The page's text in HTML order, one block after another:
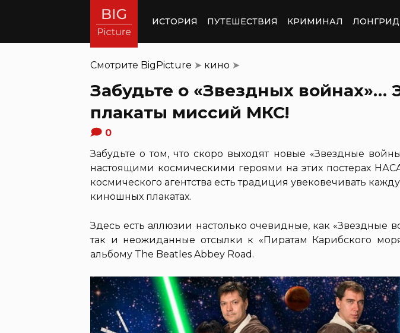
ИСТОРИЯ ПУТЕШЕСТВИЯ КРИМИНАЛ
Смотрите BigPicture ➤ кино ➤
Забудьте о «Звездных войнах»…
плакаты миссий МКС!
0
Забудьте о том, что скоро выходят новые «Звездные
настоящими космическими героями на этих постерах
космического агентства есть традиция увековечивать
киношных плакатах.
Здесь есть аллюзии настолько очевидные, как «Звездные
так и неожиданные отсылки к «Пиратам Карибского
альбому The Beatles Abbey Road.